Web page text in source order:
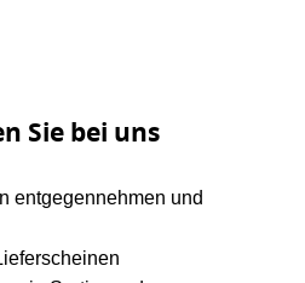
Sie bei uns
entgegennehmen und